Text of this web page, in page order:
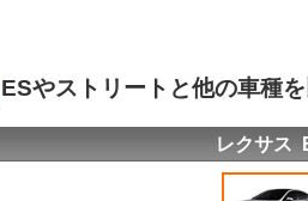
ESやストリートと他の車種
レクサス